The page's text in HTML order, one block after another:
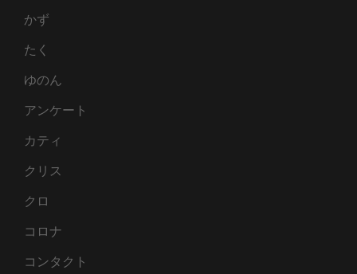
かず
たく
ゆのん
アンケート
カティ
クリス
クロ
コロナ
コンタクト